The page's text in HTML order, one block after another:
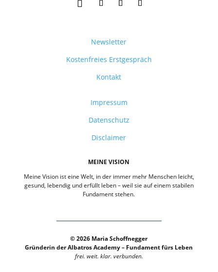
Newsletter
Kostenfreies Erstgespräch
Kontakt
Impressum
Datenschutz
Disclaimer
MEINE VISION
Meine Vision ist eine Welt, in der immer mehr Menschen leicht,
gesund, lebendig und erfüllt leben – weil sie auf einem stabilen
Fundament stehen.
© 2026 Maria Schoffnegger
Gründerin der Albatros Academy – Fundament fürs Leben
frei. weit. klar. verbunden.